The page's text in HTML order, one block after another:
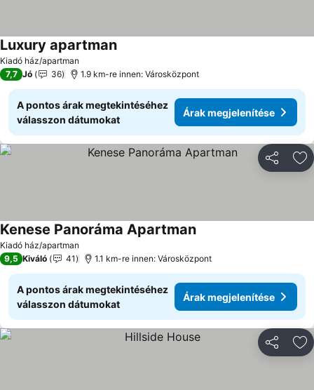
Kiadó ház/apartman
Luxury apartmanÁrak megjelenítése
7,7 Jó 36 1.9 km-re innen: Városközpont
A pontos árak megtekintéséhez
válasszon dátumokat
Árak megjelenítése
Kiadó ház/apartman
Kenese Panoráma ApartmanÁrak megjelenítése
9,5 Kiváló 41 1.1 km-re innen: Városközpont
A pontos árak megtekintéséhez
válasszon dátumokat
Árak megjelenítése